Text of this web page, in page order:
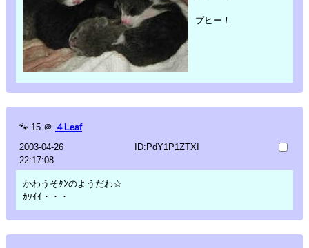
プヒー！
🐾 15 ＠ ４Leaf
2003-04-26
22:17:08
ID:PdY1P1ZTXI
かわうそﾀﾝのようだわ☆
ｶﾜｲｲ・・・